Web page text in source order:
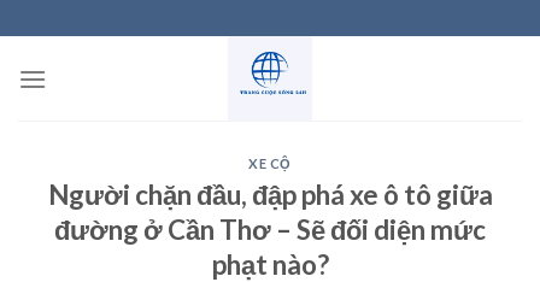
to
content
XE CỘ
Người chặn đầu, đập phá xe ô tô giữa
đường ở Cần Thơ – Sẽ đối diện mức
phạt nào?